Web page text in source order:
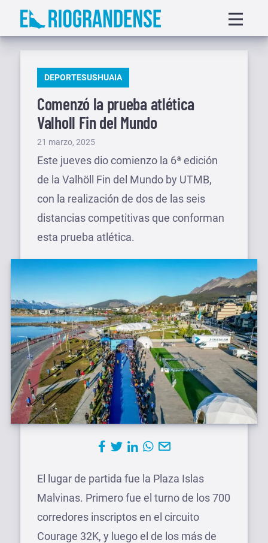
Saltar
menu
PUBLICADO
DEPORTESUSHUAIA
Comenzó la prueba atlética
Valholl Fin del Mundo
Publicado
el
21 marzo, 2025
Este jueves dio comienzo la 6ª edición
de la Valhöll Fin del Mundo by UTMB,
con la realización de dos de las seis
distancias competitivas que conforman
esta prueba atlética.
El lugar de partida fue la Plaza Islas
Malvinas. Primero fue el turno de los 700
corredores inscriptos en el circuito
Courage 32K, y luego el de los más de